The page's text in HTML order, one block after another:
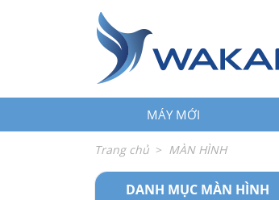
MÁY MỚI
MỚI
+
Trang chủ MÀN HÌNH
DANH MỤC MÀN HÌNH